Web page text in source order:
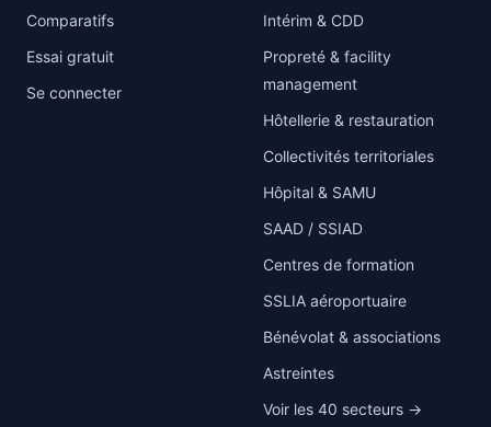
Comparatifs
Essai gratuit
Se connecter
Intérim & CDD
Propreté & facility
management
Hôtellerie & restauration
Collectivités territoriales
Hôpital & SAMU
SAAD / SSIAD
Centres de formation
SSLIA aéroportuaire
Bénévolat & associations
Astreintes
Voir les 40 secteurs →